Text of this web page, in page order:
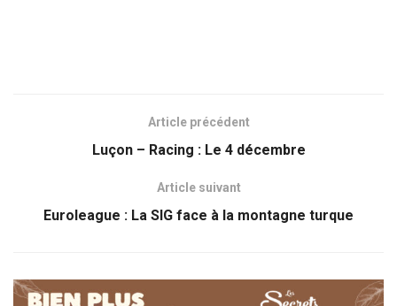
Article précédent
Luçon – Racing : Le 4 décembre
Article suivant
Euroleague : La SIG face à la montagne turque